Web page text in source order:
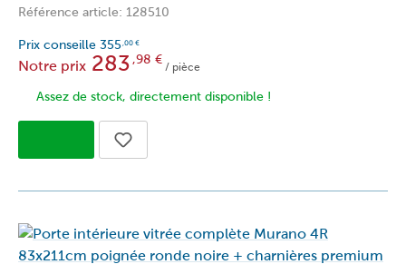
Référence article: 128510
Prix conseille 355 ,00 €
Notre prix 283,98 €
/ pièce
Assez de stock, directement disponible !